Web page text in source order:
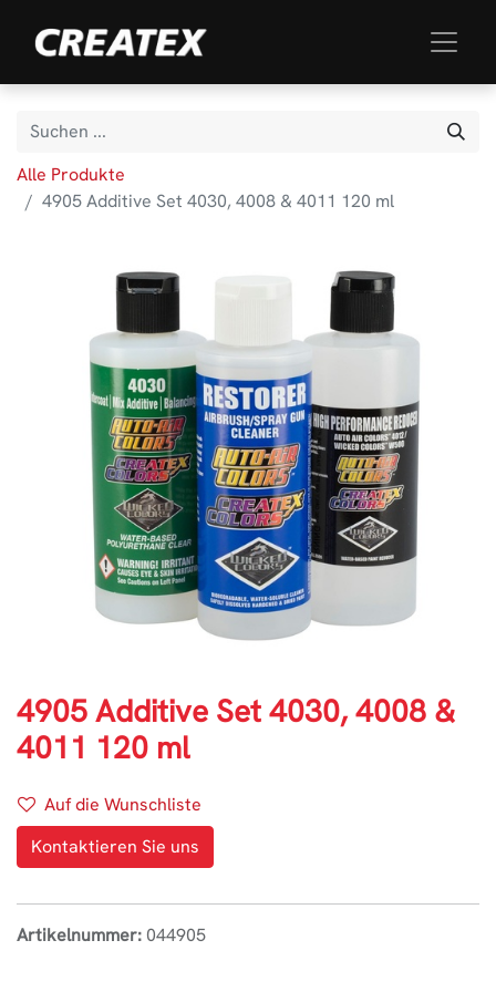
Alle Produkte
4905 Additive Set 4030, 4008 & 4011 120 ml
4905 Additive Set 4030, 4008 &
4011 120 ml
Auf die Wunschliste
Kontaktieren Sie uns
Artikelnummer: 044905